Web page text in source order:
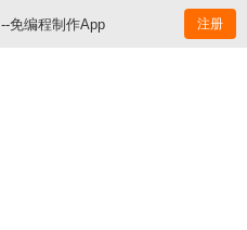
--免编程制作App 注册